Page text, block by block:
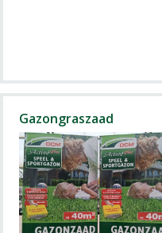
Gazongraszaad